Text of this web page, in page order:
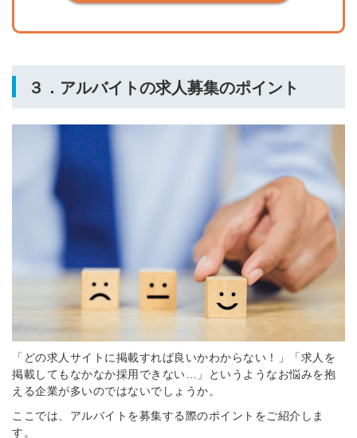
３．アルバイトの求人募集のポイント
「どの求人サイトに掲載すれば良いかわからない！」「求人を
掲載してもなかなか採用できない…」というようなお悩みを抱
える企業が多いのではないでしょうか。
ここでは、アルバイトを募集する際のポイントをご紹介しま
す。